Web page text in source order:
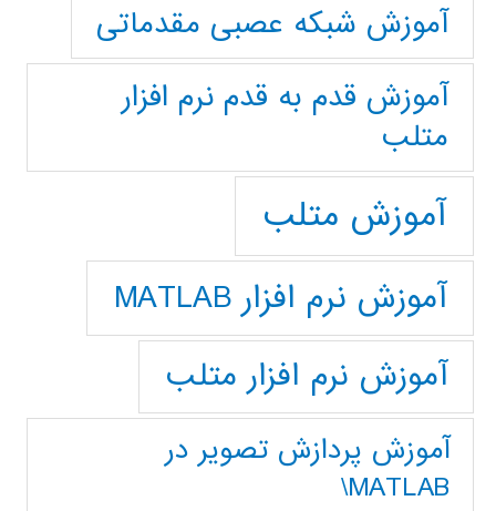
آموزش شبکه عصبی مقدماتی
آموزش قدم به قدم نرم افزار
متلب
آموزش متلب
آموزش نرم افزار MATLAB
آموزش نرم افزار متلب
آموزش پردازش تصوير در
MATLAB\